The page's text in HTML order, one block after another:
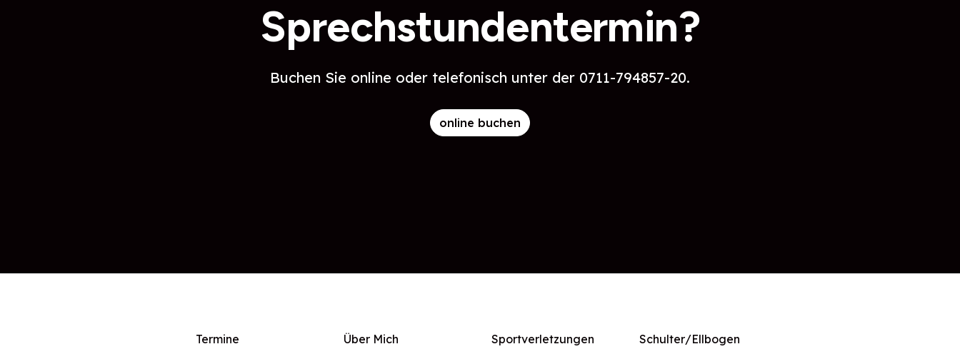
Sprechstundentermin?
Buchen Sie online oder telefonisch unter der 0711-794857-20.
online buchen
Termine Über Mich Sportverletzungen Schulter/Ellbogen